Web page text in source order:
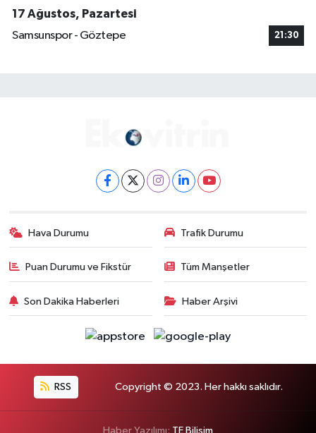
17 Ağustos, Pazartesi
Samsunspor - Göztepe
21:30
Hava Durumu Trafik Durumu
Puan Durumu ve Fikstür Tüm Manşetler
Son Dakika Haberleri Haber Arşivi
RSS Copyright © 2023. Her hakkı saklıdır.
Haber Yazılımı: TE Bilişim